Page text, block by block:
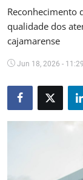
Cidades
Cultura
Reconhecimento
qualidade dos
cajamarense
Jun 18, 2026 - 11:29